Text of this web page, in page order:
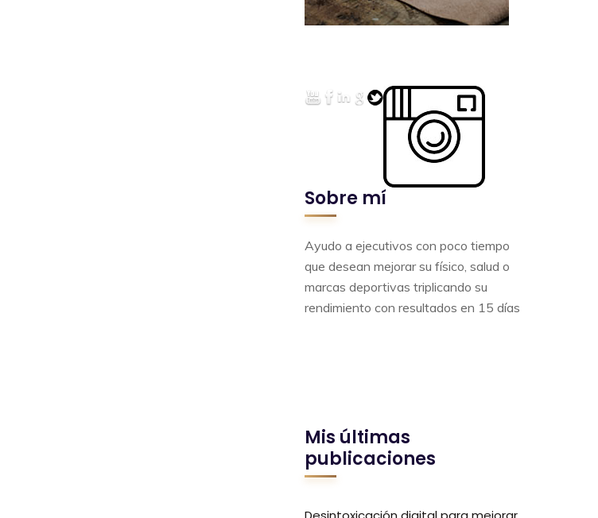
Sobre mí
Ayudo a ejecutivos con poco tiempo
que desean mejorar su físico, salud o
marcas deportivas triplicando su
rendimiento con resultados en 15 días
Mis últimas
publicaciones